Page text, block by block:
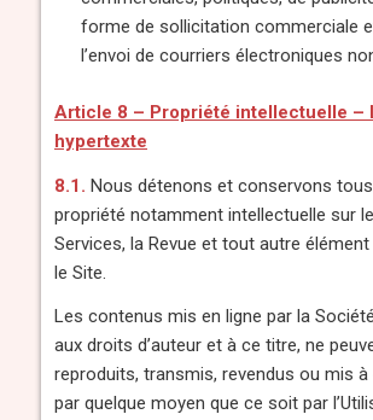
forme de sollicitation commerciale
l’envoi de courriers électroniques
Article 8 – Propriété intellectuelle –
hypertexte
8.1. Nous détenons et conservons
propriété notamment intellectuelle sur
Services, la Revue et tout autre
le Site.
Les contenus mis en ligne par la
aux droits d’auteur et à ce titre, ne
reproduits, transmis, revendus ou mis
par quelque moyen que ce soit par